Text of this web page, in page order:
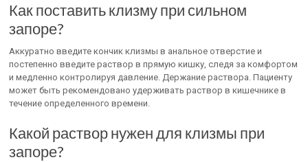
Как поставить клизму при сильном
запоре?
Аккуратно введите кончик клизмы в анальное отверстие и
постепенно введите раствор в прямую кишку, следя за комфортом
и медленно контролируя давление. Держание раствора. Пациенту
может быть рекомендовано удерживать раствор в кишечнике в
течение определенного времени.
Какой раствор нужен для клизмы при
запоре?